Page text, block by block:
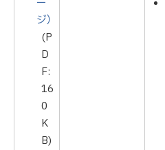
ー
ジ）
(P
D
F:
16
0
K
B)